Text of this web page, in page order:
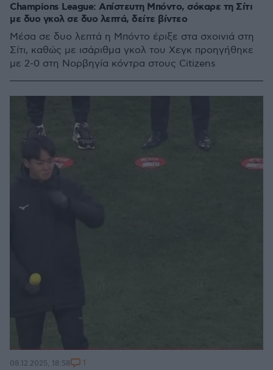
Champions League: Απίστευτη Μπόντο, σόκαρε τη Σίτι
με δυο γκολ σε δυο λεπτά, δείτε βίντεο
Μέσα σε δυο λεπτά η Μπόντο έριξε στα σχοινιά στη
Σίτι, καθώς με ισάριθμα γκολ του Χεγκ προηγήθηκε
με 2-0 στη Νορβηγία κόντρα στους Citizens
08.12.2025, 18:58 1